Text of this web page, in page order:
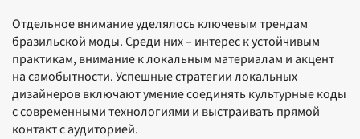
Отдельное внимание уделялось ключевым трендам
бразильской моды. Среди них – интерес к устойчивым
практикам, внимание к локальным материалам и акцент
на самобытности. Успешные стратегии локальных
дизайнеров включают умение соединять культурные коды
с современными технологиями и выстраивать прямой
контакт с аудиторией.